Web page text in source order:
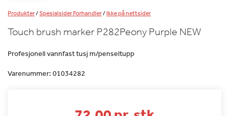
Produkter/Spesialsider Forhandler/Ikke på nettsider
Touch brush marker P282Peony Purple NEW
Profesjonell vannfast tusj m/penseltupp
Varenummer: 01034282